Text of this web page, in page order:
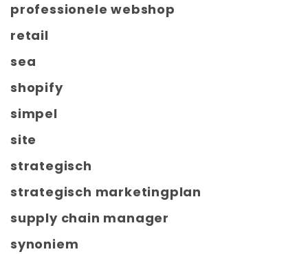
professionele webshop
retail
sea
shopify
simpel
site
strategisch
strategisch marketingplan
supply chain manager
synoniem